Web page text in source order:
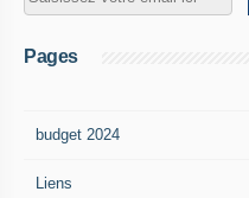
Pages
budget 2024
Liens